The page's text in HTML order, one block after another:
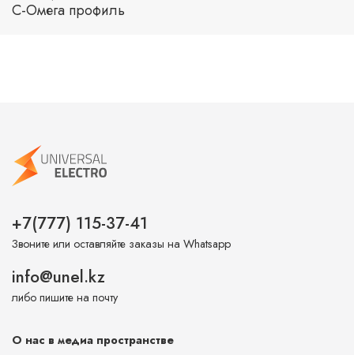
С-Омега профиль
+7(777) 115-37-41
Звоните или оставляйте заказы на Whatsapp
info@unel.kz
либо пишите на почту
О нас в медиа пространстве